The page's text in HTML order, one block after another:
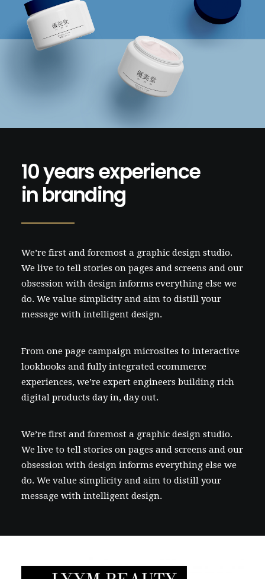
10 years experience
in branding
We’re first and foremost a graphic design studio.
We live to tell stories on pages and screens and our
obsession with design informs everything else we
do. We value simplicity and aim to distill your
message with intelligent design.
From one page campaign microsites to interactive
lookbooks and fully integrated ecommerce
experiences, we’re expert engineers building rich
digital products day in, day out.
We’re first and foremost a graphic design studio.
We live to tell stories on pages and screens and our
obsession with design informs everything else we
do. We value simplicity and aim to distill your
message with intelligent design.